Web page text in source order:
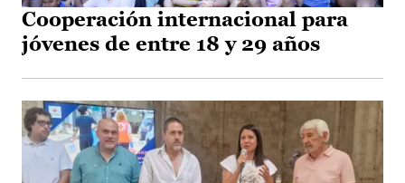
Cooperación internacional para
jóvenes de entre 18 y 29 años